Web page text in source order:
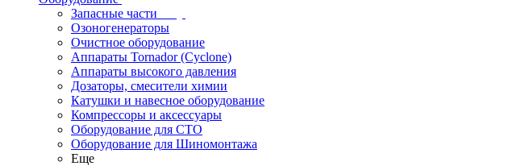
Запасные части
Озоногенераторы
Очистное оборудование
Аппараты Tornador (Cyclone)
Аппараты высокого давления
Дозаторы, смесители химии
Катушки и навесное оборудование
Компрессоры и аксессуары
Оборудование для СТО
Оборудование для Шиномонтажа
Еще